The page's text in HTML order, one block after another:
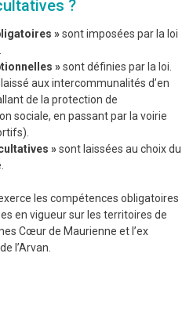
?
»sont imposées par la loi
»sont définies par la loi.
aux intercommunalités d’en
de la protection de
sociale, en passant par la voirie
»sont laissées au choix du
les compétences obligatoires
en vigueur sur les territoires de
Cœur de Maurienne et l’ex
l’Arvan.